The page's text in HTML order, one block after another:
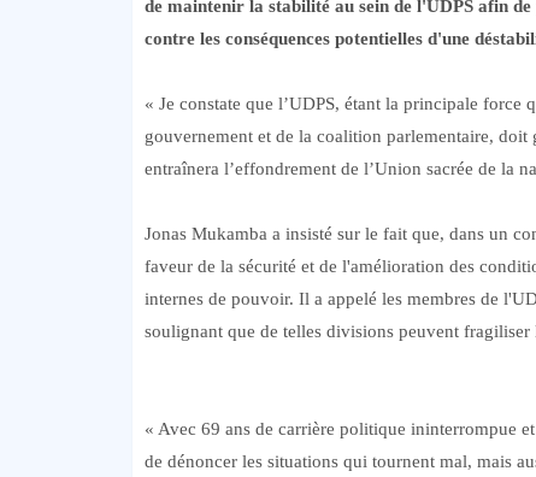
de maintenir la stabilité au sein de l'UDPS afin
contre les conséquences potentielles d'une
« Je constate que l’UDPS, étant la principale
gouvernement et de la coalition parlementaire, doit
entraînera l’effondrement de l’Union sacrée de la
Jonas Mukamba a insisté sur le fait que, dans un
faveur de la sécurité et de l'amélioration des
internes de pouvoir. Il a appelé les membres de
soulignant que de telles divisions peuvent fragiliser
« Avec 69 ans de carrière politique ininterrompue
de dénoncer les situations qui tournent mal, mais